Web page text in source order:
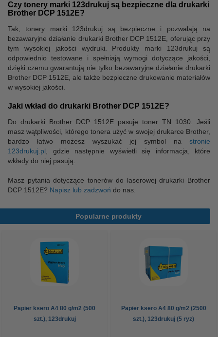
Czy tonery marki 123drukuj są bezpieczne dla drukarki
Brother DCP 1512E?
Tak, tonery marki 123drukuj są bezpieczne i pozwalają na
bezawaryjne działanie drukarki Brother DCP 1512E, oferując przy
tym wysokiej jakości wydruki. Produkty marki 123drukuj są
odpowiednio testowane i spełniają wymogi dotyczące jakości,
dzięki czemu gwarantują nie tylko bezawaryjne działanie drukarki
Brother DCP 1512E, ale także bezpieczne drukowanie materiałów
w wysokiej jakości.
Jaki wkład do drukarki Brother DCP 1512E?
Do drukarki Brother DCP 1512E pasuje toner TN 1030. Jeśli
masz wątpliwości, którego tonera użyć w swojej drukarce Brother,
bardzo łatwo możesz wyszukać jej symbol na stronie
123drukuj.pl , gdzie następnie wyświetli się informacja, które
wkłady do niej pasują.
Masz pytania dotyczące tonerów do laserowej drukarki Brother
DCP 1512E? Napisz lub zadzwoń do nas.
Popularne produkty
Papier ksero A4 80 g/m2 (500
szt.), 123drukuj
Papier ksero A4 80 g/m2 (2500
szt.), 123drukuj (5 ryz)